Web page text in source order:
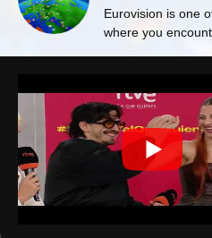
Eurovision is one
where you